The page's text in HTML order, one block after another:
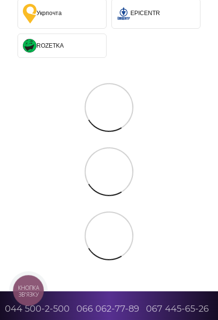
Укрпочта EPICENTR
ROZETKA
044 500-2-500 066 062-77-89 067 445-65-26
КНОПКА
ЗВ'ЯЗКУ